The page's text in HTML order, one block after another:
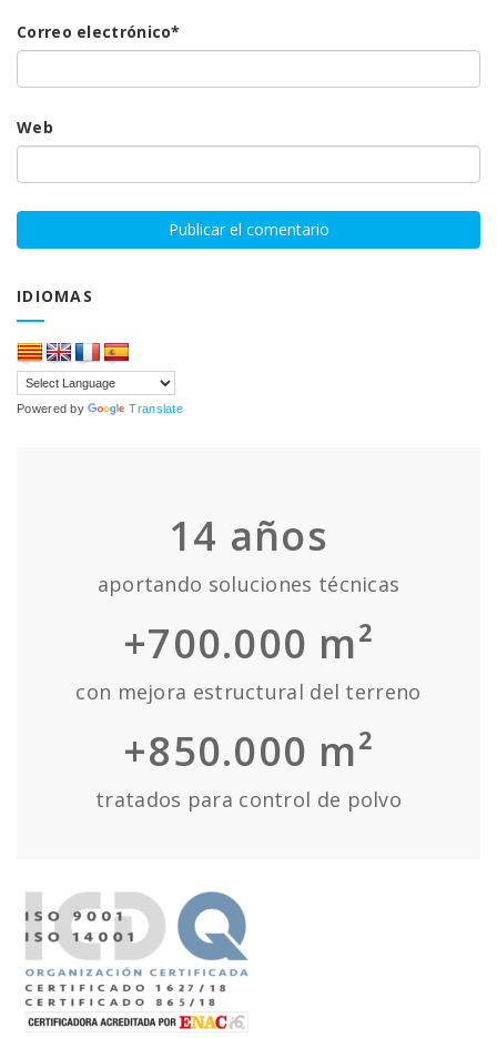
Correo electrónico*
Web
IDIOMAS
Powered by Translate
14 años
aportando soluciones técnicas
+700.000 m²
con mejora estructural del terreno
+850.000 m²
tratados para control de polvo